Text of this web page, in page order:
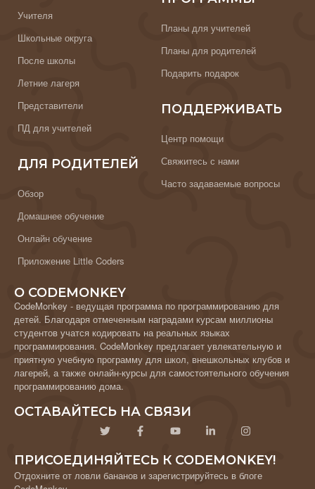
Учителя
Школьные округа
После школы
Летние лагеря
Представители
ПД для учителей
ДЛЯ РОДИТЕЛЕЙ
Обзор
Домашнее обучение
Онлайн обучение
Приложение Little Coders
Планы для учителей
Планы для родителей
Подарить подарок
ПОДДЕРЖИВАТЬ
Центр помощи
Свяжитесь с нами
Часто задаваемые вопросы
О CODEMONKEY
CodeMonkey - ведущая программа по программированию для
детей. Благодаря отмеченным наградами курсам миллионы
студентов учатся кодировать на реальных языках
программирования. CodeMonkey предлагает увлекательную и
приятную учебную программу для школ, внешкольных клубов и
лагерей, а также онлайн-курсы для самостоятельного обучения
программированию дома.
ОСТАВАЙТЕСЬ НА СВЯЗИ
ПРИСОЕДИНЯЙТЕСЬ К CODEMONKEY!
Отдохните от ловли бананов и зарегистрируйтесь в блоге